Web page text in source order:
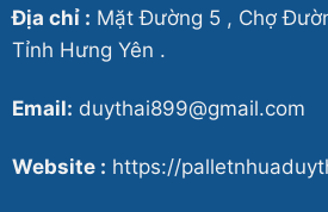
Địa chỉ : Mặt Đường 5 , Chợ
Tỉnh Hưng Yên .
Email: duythai899@gmail.com
Website : https://